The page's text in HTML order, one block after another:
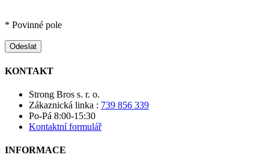
* Povinné pole
Odeslat
KONTAKT
Strong Bros s. r. o.
Zákaznická linka : 739 856 339
Po-Pá 8:00-15:30
Kontaktní formulář
INFORMACE